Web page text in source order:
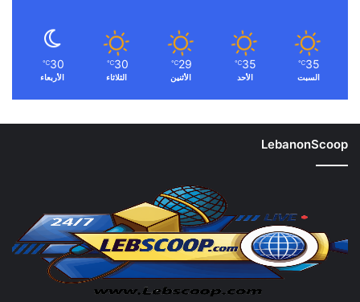
35
℃
السبت
35
℃
الأحد
29
℃
الأثنين
30
℃
الثلاثاء
30
℃
الأربعاء
LebanonScoop